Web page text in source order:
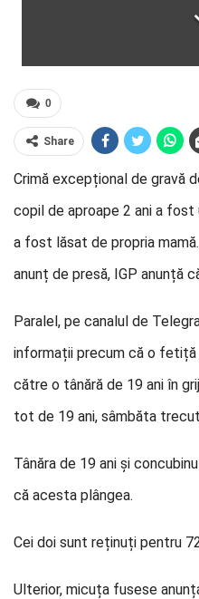
0
Share
Crimă excepțional de gravă
copil de aproape 2 ani a fost
a fost lăsat de propria
anunț de presă, IGP anunță
Paralel, pe canalul de
informații precum că o
către o tânără de 19 ani în
tot de 19 ani, sâmbăta
Tânăra de 19 ani și
că acesta plângea.
Cei doi sunt reținuți pentru
Ulterior, micuța fusese